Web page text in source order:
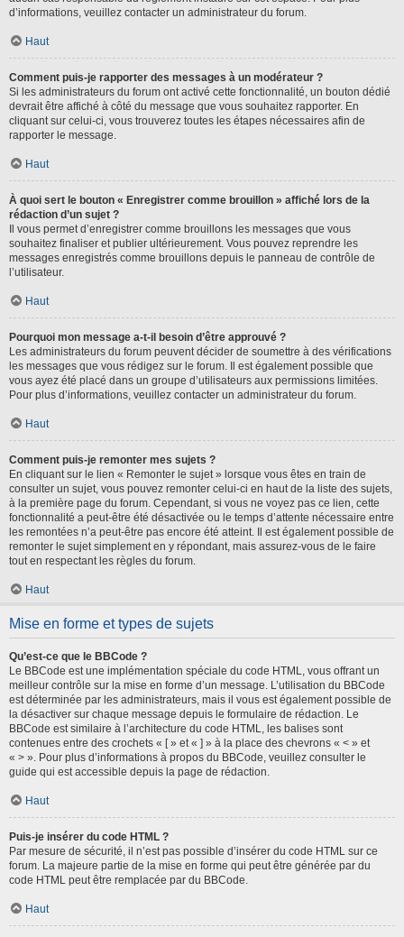
d’informations, veuillez contacter un administrateur du forum.
Haut
Comment puis-je rapporter des messages à un modérateur ?
Si les administrateurs du forum ont activé cette fonctionnalité, un bouton dédié
devrait être affiché à côté du message que vous souhaitez rapporter. En
cliquant sur celui-ci, vous trouverez toutes les étapes nécessaires afin de
rapporter le message.
Haut
À quoi sert le bouton « Enregistrer comme brouillon » affiché lors de la
rédaction d’un sujet ?
Il vous permet d’enregistrer comme brouillons les messages que vous
souhaitez finaliser et publier ultérieurement. Vous pouvez reprendre les
messages enregistrés comme brouillons depuis le panneau de contrôle de
l’utilisateur.
Haut
Pourquoi mon message a-t-il besoin d’être approuvé ?
Les administrateurs du forum peuvent décider de soumettre à des vérifications
les messages que vous rédigez sur le forum. Il est également possible que
vous ayez été placé dans un groupe d’utilisateurs aux permissions limitées.
Pour plus d’informations, veuillez contacter un administrateur du forum.
Haut
Comment puis-je remonter mes sujets ?
En cliquant sur le lien « Remonter le sujet » lorsque vous êtes en train de
consulter un sujet, vous pouvez remonter celui-ci en haut de la liste des sujets,
à la première page du forum. Cependant, si vous ne voyez pas ce lien, cette
fonctionnalité a peut-être été désactivée ou le temps d’attente nécessaire entre
les remontées n’a peut-être pas encore été atteint. Il est également possible de
remonter le sujet simplement en y répondant, mais assurez-vous de le faire
tout en respectant les règles du forum.
Haut
Mise en forme et types de sujets
Qu’est-ce que le BBCode ?
Le BBCode est une implémentation spéciale du code HTML, vous offrant un
meilleur contrôle sur la mise en forme d’un message. L’utilisation du BBCode
est déterminée par les administrateurs, mais il vous est également possible de
la désactiver sur chaque message depuis le formulaire de rédaction. Le
BBCode est similaire à l’architecture du code HTML, les balises sont
contenues entre des crochets « [ » et « ] » à la place des chevrons « < » et
« > ». Pour plus d’informations à propos du BBCode, veuillez consulter le
guide qui est accessible depuis la page de rédaction.
Haut
Puis-je insérer du code HTML ?
Par mesure de sécurité, il n’est pas possible d’insérer du code HTML sur ce
forum. La majeure partie de la mise en forme qui peut être générée par du
code HTML peut être remplacée par du BBCode.
Haut